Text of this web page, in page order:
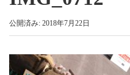
公開済み: 2018年7月22日